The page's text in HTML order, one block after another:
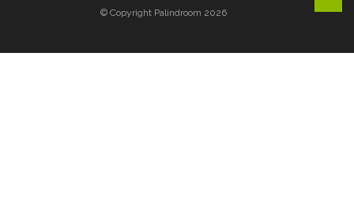
© Copyright Palindroom 2026